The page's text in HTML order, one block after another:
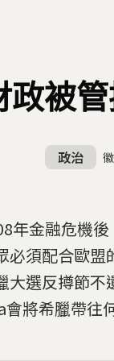
政被
政治
年金融危機
必須配合歐盟
大選反撙節不
會將希臘帶往